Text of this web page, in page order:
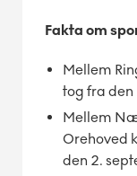
Fakta om
Mellem
tog fra den
Mellem
Orehoved
den 2.